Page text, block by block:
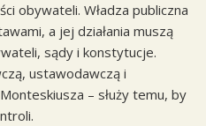
obywateli. Władza publiczna
a jej działania muszą
sądy i konstytucje.
ustawodawczą i
– służy temu, by